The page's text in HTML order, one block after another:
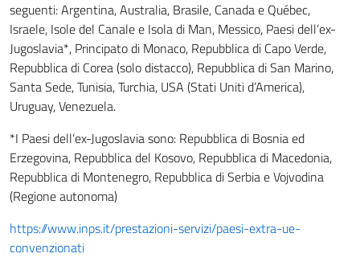
seguenti: Argentina, Australia, Brasile, Canada e Québec,
Israele, Isole del Canale e Isola di Man, Messico, Paesi dell’ex-
Jugoslavia*, Principato di Monaco, Repubblica di Capo Verde,
Repubblica di Corea (solo distacco), Repubblica di San Marino,
Santa Sede, Tunisia, Turchia, USA (Stati Uniti d’America),
Uruguay, Venezuela.
*I Paesi dell’ex-Jugoslavia sono: Repubblica di Bosnia ed
Erzegovina, Repubblica del Kosovo, Repubblica di Macedonia,
Repubblica di Montenegro, Repubblica di Serbia e Vojvodina
(Regione autonoma)
https://www.inps.it/prestazioni-servizi/paesi-extra-ue-
convenzionati